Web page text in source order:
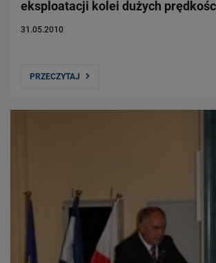
eksploatacji kolei dużych
31.05.2010
PRZECZYTAJ